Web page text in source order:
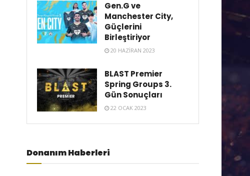
Gen.G ve
Manchester City,
Güçlerini
Birleştiriyor
20 HAZIRAN 2023
BLAST Premier
Spring Groups 3.
Gün Sonuçları
22 OCAK 2023
Donanım Haberleri